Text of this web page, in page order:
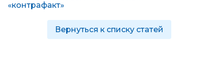
«контрафакт»
Вернуться к списку статей